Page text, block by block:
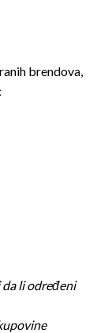
brendova,
li određeni